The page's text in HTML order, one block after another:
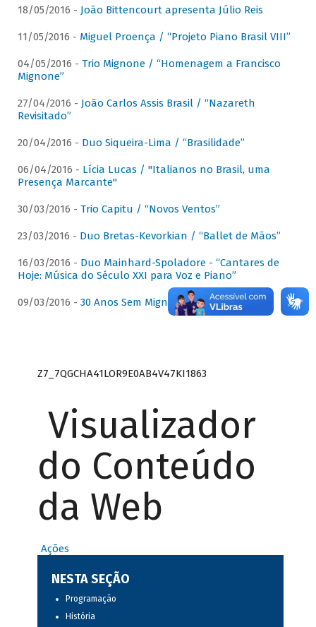
18/05/2016 - João Bittencourt apresenta Júlio Reis
11/05/2016 - Miguel Proença / “Projeto Piano Brasil VIII”
04/05/2016 - Trio Mignone / “Homenagem a Francisco
Mignone”
27/04/2016 - João Carlos Assis Brasil / “Nazareth
Revisitado”
20/04/2016 - Duo Siqueira-Lima / “Brasilidade”
06/04/2016 - Lícia Lucas / "Italianos no Brasil, uma
Presença Marcante"
30/03/2016 - Trio Capitu / “Novos Ventos”
23/03/2016 - Duo Bretas-Kevorkian / “Ballet de Mãos”
16/03/2016 - Duo Mainhard-Spoladore - “Cantares de
Hoje: Música do Século XXI para Voz e Piano”
09/03/2016 - 30 Anos Sem Mignone
Z7_7QGCHA41LOR9E0AB4V47KI1863
Visualizador
do Conteúdo
da Web
Ações
NESTA SEÇÃO
Programação
História